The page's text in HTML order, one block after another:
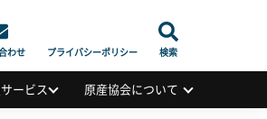
わせ プライバシーポリシー 検索
ービス 原産協会について